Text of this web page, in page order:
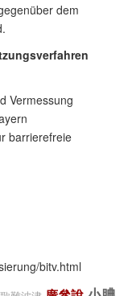
dem
Vermessung
barrierefreie
bitv.html